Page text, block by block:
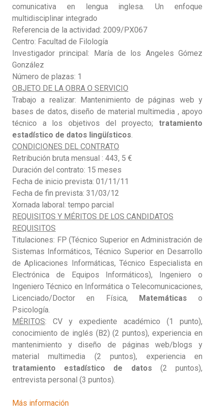
comunicativa en lengua inglesa. Un enfoque
multidisciplinar integrado
Referencia de la actividad: 2009/PX067
Centro: Facultad de Filología
Investigador principal: María de los Angeles Gómez
González
Número de plazas: 1
OBJETO DE LA OBRA O SERVICIO
Trabajo a realizar: Mantenimiento de páginas web y
bases de datos, diseño de material multimedia , apoyo
técnico a los objetivos del proyecto; tratamiento
estadístico de datos lingüísticos.
CONDICIONES DEL CONTRATO
Retribución bruta mensual : 443, 5 €
Duración del contrato: 15 meses
Fecha de inicio prevista: 01/11/11
Fecha de fin prevista: 31/03/12
Xornada laboral: tempo parcial
REQUISITOS Y MÉRITOS DE LOS CANDIDATOS
REQUISITOS
Titulaciones: FP (Técnico Superior en Administración de
Sistemas Informáticos, Técnico Superior en Desarrollo
de Aplicaciones Informáticas, Técnico Especialista en
Electrónica de Equipos Informáticos), Ingeniero o
Ingeniero Técnico en Informática o Telecomunicaciones,
Licenciado/Doctor en Física, Matemáticas o
Psicología.
MÉRITOS: CV y expediente académico (1 punto),
conocimiento de inglés (B2) (2 puntos), experiencia en
mantenimiento y diseño de páginas web/blogs y
material multimedia (2 puntos), experiencia en
tratamiento estadístico de datos (2 puntos),
entrevista personal (3 puntos).
Más información